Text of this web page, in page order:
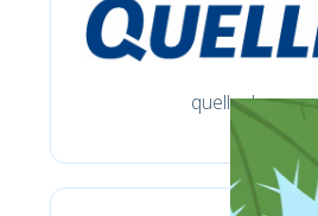
quelle.de